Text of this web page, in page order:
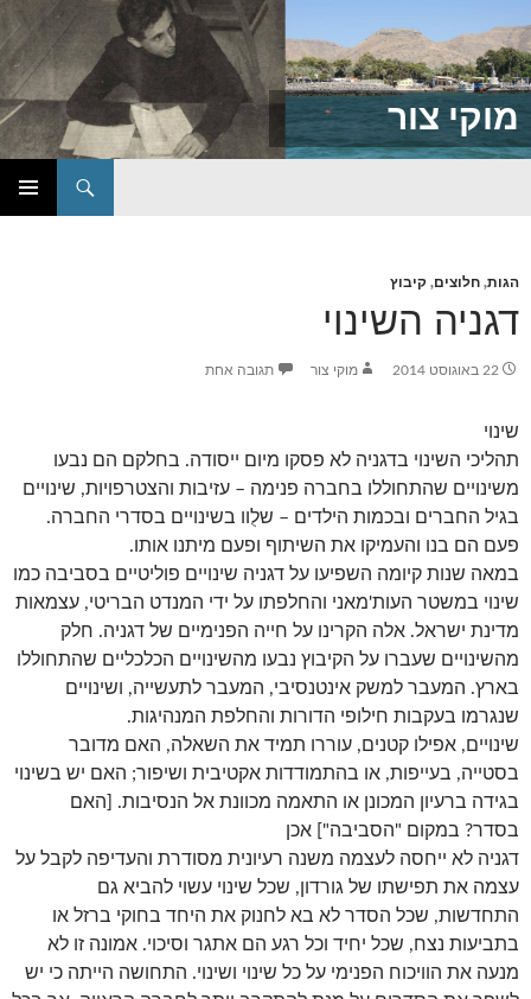
מוקי צור
הגות, חלוצים, קיבוץ
דגניה השינוי
22 באוגוסט 2014 מוקי צור תגובה אחת
שינוי
תהליכי השינוי בדגניה לא פסקו מיום ייסודה. בחלקם הם נבעו
משינויים שהתחוללו בחברה פנימה – עזיבות והצטרפויות, שינויים
בגיל החברים ובכמות הילדים – שלֻוו בשינויים בסדרי החברה.
פעם הם בנו והעמיקו את השיתוף ופעם מיתנו אותו.
במאה שנות קיומה השפיעו על דגניה שינויים פוליטיים בסביבה כמו
שינוי במשטר העות'מאני והחלפתו על ידי המנדט הבריטי, עצמאות
מדינת ישראל. אלה הקרינו על חייה הפנימיים של דגניה. חלק
מהשינויים שעברו על הקיבוץ נבעו מהשינויים הכלכליים שהתחוללו
בארץ. המעבר למשק אינטנסיבי, המעבר לתעשייה, ושינויים
שנגרמו בעקבות חילופי הדורות והחלפת המנהיגות.
שינויים, אפילו קטנים, עוררו תמיד את השאלה, האם מדובר
בסטייה, בעייפות, או בהתמודדות אקטיבית ושיפור; האם יש בשינוי
בגידה ברעיון המכונן או התאמה מכוונת אל הנסיבות. [האם
בסדר? במקום "הסביבה"] אכן
דגניה לא ייחסה לעצמה משנה רעיונית מסודרת והעדיפה לקבל על
עצמה את תפישתו של גורדון, שכל שינוי עשוי להביא גם
התחדשות, שכל הסדר לא בא לחנוק את היחד בחוקי ברזל או
בתביעות נצח, שכל יחיד וכל רגע הם אתגר וסיכוי. אמונה זו לא
מנעה את הוויכוח הפנימי על כל שינוי ושינוי. התחושה הייתה כי יש